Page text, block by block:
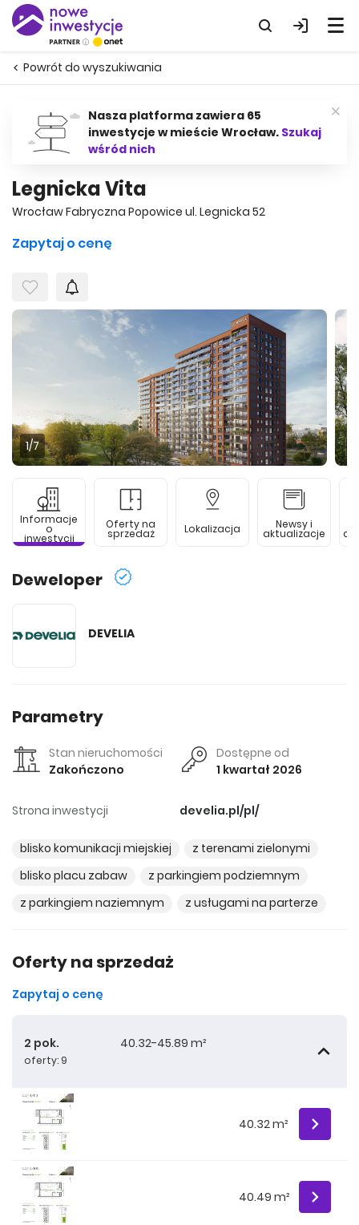
Powrót do wyszukiwania
Nasza platforma zawiera 65
inwestycje w mieście Wrocław. Szukaj
wśród nich
Legnicka Vita
Wrocław Fabryczna Popowice ul. Legnicka 52
Zapytaj o cenę
1/7
Informacje
o
inwestycji
Oferty na
sprzedaż Lokalizacja Newsy i
aktualizacje
Deweloper
DEVELIA
Parametry
Stan nieruchomości
Zakończono
Dostępne od
1 kwartał 2026
Strona inwestycji develia.pl/pl/
blisko komunikacji miejskiej
z terenami zielonymi
blisko placu zabaw
z parkingiem podziemnym
z parkingiem naziemnym
z usługami na parterze
Oferty na sprzedaż
Zapytaj o cenę
2 pok.
oferty: 9
40.32-45.89 m²
40.32 m²
40.49 m²